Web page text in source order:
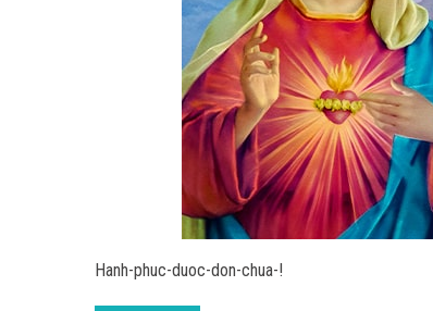
Hanh-phuc-duoc-don-chua-!